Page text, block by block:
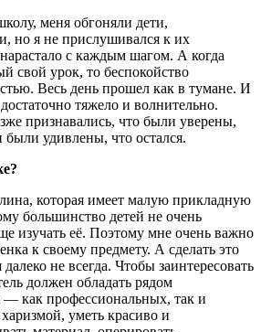
меня обгоняли дети,
но я не прислушивался к их
с каждым шагом. А когда
свой урок, то беспокойство
Весь день прошел как в тумане. И
тяжело и волнительно.
признавались, что были уверены,
удивлены, что остался.
которая имеет малую прикладную
большинство детей не очень
изучать её. Поэтому мне очень важно
к своему предмету. А сделать это
не всегда. Чтобы заинтересовать
должен обладать рядом
— как профессиональных, так и
уметь красиво и